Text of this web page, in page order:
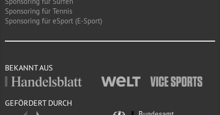
Sponsoring für Tennis
Sponsoring für eSport (E-Sport)
BEKANNT AUS
GEFÖRDERT DURCH